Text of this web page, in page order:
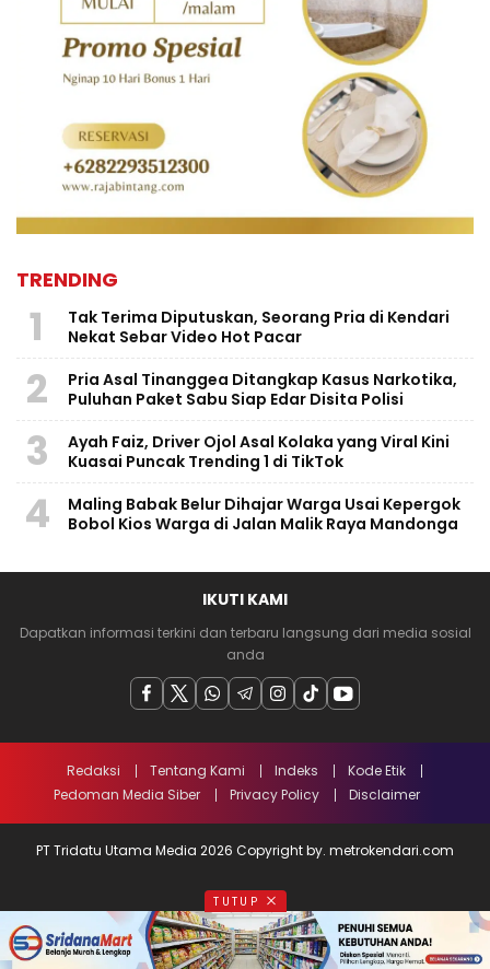
TRENDING
1
Tak Terima Diputuskan, Seorang Pria di Kendari
Nekat Sebar Video Hot Pacar
2
Pria Asal Tinanggea Ditangkap Kasus Narkotika,
Puluhan Paket Sabu Siap Edar Disita Polisi
3
Ayah Faiz, Driver Ojol Asal Kolaka yang Viral Kini
Kuasai Puncak Trending 1 di TikTok
4
Maling Babak Belur Dihajar Warga Usai Kepergok
Bobol Kios Warga di Jalan Malik Raya Mandonga
IKUTI KAMI
Dapatkan informasi terkini dan terbaru langsung dari media sosial
anda
Redaksi Tentang Kami Indeks
Kode Etik
Pedoman Media Siber
Privacy Policy Disclaimer
PT Tridatu Utama Media 2026 Copyright by. metrokendari.com
TUTUP